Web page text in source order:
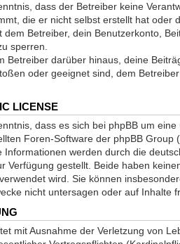
dass der Betreiber keine
die er nicht selbst erstellt hat oder
dem Betreiber, dein Benutzerkonto,
sperren.
Betreiber darüber hinaus, deine
oder geeignet sind, dem
LICENSE
dass es sich bei phpBB um
Foren-Software der phpBB Group
Informationen werden durch die
Verfügung gestellt. Beide haben
wird. Sie können
nicht untersagen oder auf Inhalte
mit Ausnahme der Verletzung von